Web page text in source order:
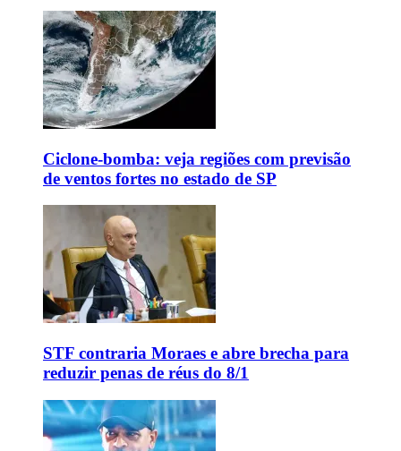
Ciclone-bomba: veja regiões com previsão
de ventos fortes no estado de SP
STF contraria Moraes e abre brecha para
reduzir penas de réus do 8/1